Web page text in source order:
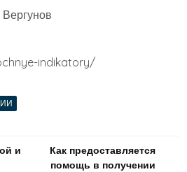
indikatory/
и
Как предоставляется
помощь в получении